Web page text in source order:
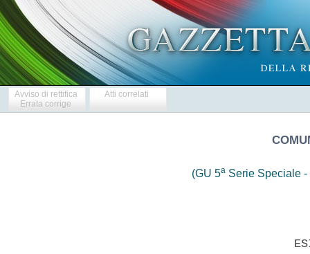
Avviso di rettifica
Errata corrige
Atti correlati
(GU 5aSerie Speciale -